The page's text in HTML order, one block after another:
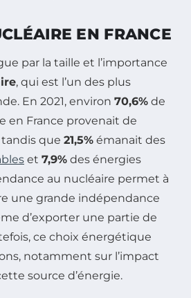
EN FRANCE
par la taille et l’importance
, qui est l’un des plus
En 2021, environ 70,6% de
en France provenait de
tandis que 21,5% émanait des
et 7,9% des énergies
au nucléaire permet à
une grande indépendance
d’exporter une partie de
ce choix énergétique
notamment sur l’impact
source d’énergie.